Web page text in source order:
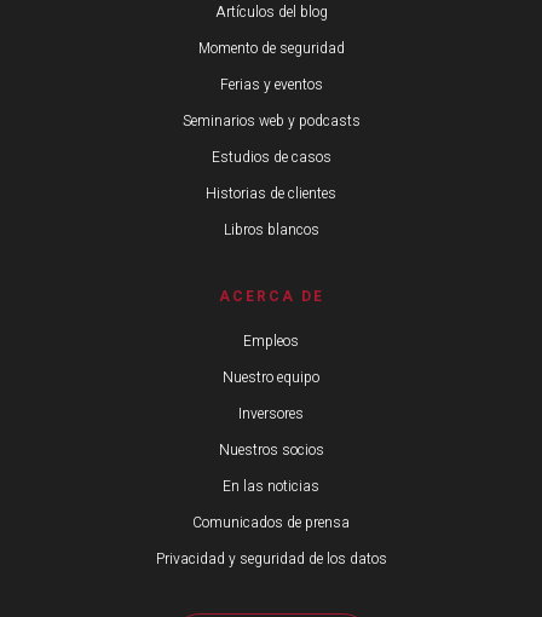
Artículos del blog
Momento de seguridad
Ferias y eventos
Seminarios web y podcasts
Estudios de casos
Historias de clientes
Libros blancos
ACERCA DE
Empleos
Nuestro equipo
Inversores
Nuestros socios
En las noticias
Comunicados de prensa
Privacidad y seguridad de los datos